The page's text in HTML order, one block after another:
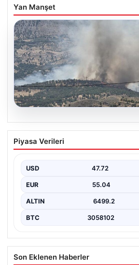
Yan Manşet
06.08.2026
Adıyaman’da Orman
Altına Alınmaya Çalışılıyor
bölgedeki doğal yaşamı tehdit
Henüz…
Piyasa Verileri
USD 47.72
EUR 55.04
ALTIN 6499.2
BTC 3058102
Son Eklenen Haberler